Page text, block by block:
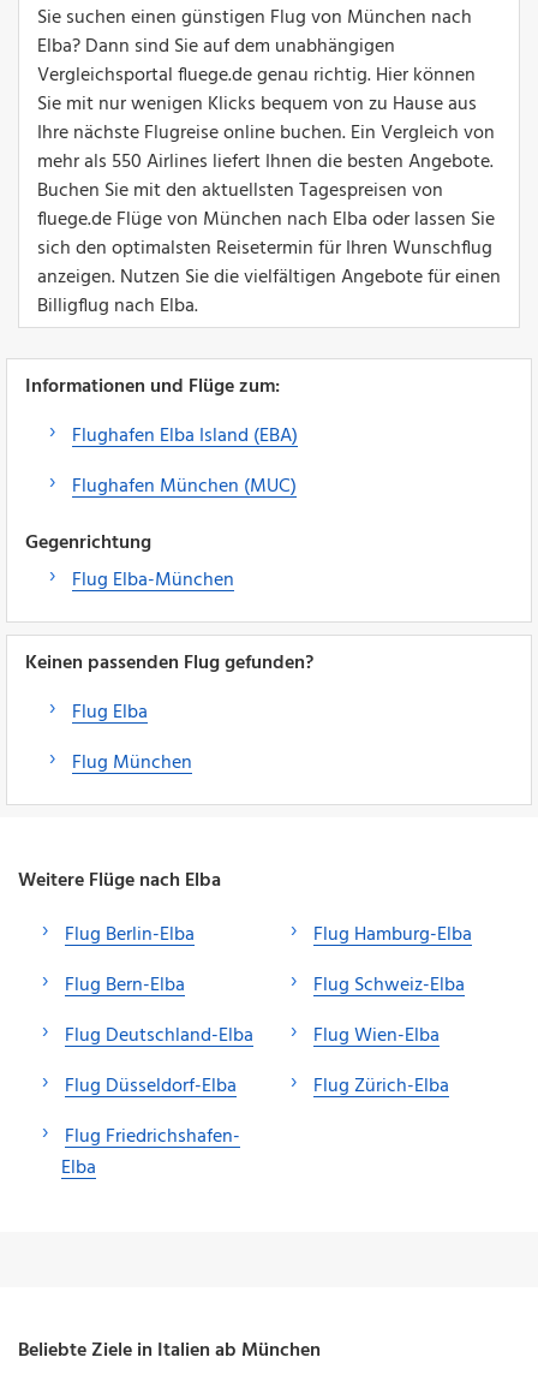
Sie suchen einen günstigen Flug von München nach
Elba? Dann sind Sie auf dem unabhängigen
Vergleichsportal fluege.de genau richtig. Hier können
Sie mit nur wenigen Klicks bequem von zu Hause aus
Ihre nächste Flugreise online buchen. Ein Vergleich von
mehr als 550 Airlines liefert Ihnen die besten Angebote.
Buchen Sie mit den aktuellsten Tagespreisen von
fluege.de Flüge von München nach Elba oder lassen Sie
sich den optimalsten Reisetermin für Ihren Wunschflug
anzeigen. Nutzen Sie die vielfältigen Angebote für einen
Billigflug nach Elba.
Informationen und Flüge zum:
Flughafen Elba Island (EBA)
Flughafen München (MUC)
Gegenrichtung
Flug Elba-München
Keinen passenden Flug gefunden?
Flug Elba
Flug München
Weitere Flüge nach Elba
Flug Berlin-Elba
Flug Bern-Elba
Flug Deutschland-Elba
Flug Düsseldorf-Elba
Flug Friedrichshafen-
Elba
Flug Hamburg-Elba
Flug Schweiz-Elba
Flug Wien-Elba
Flug Zürich-Elba
Beliebte Ziele in Italien ab München